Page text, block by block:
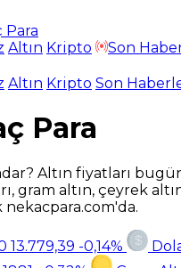
Para
Altın Kripto Son
Altın Kripto Son
Para
Altın fiyatları
gram altın, çeyrek
nekacpara.com'da.
13.779,39 -0,14%